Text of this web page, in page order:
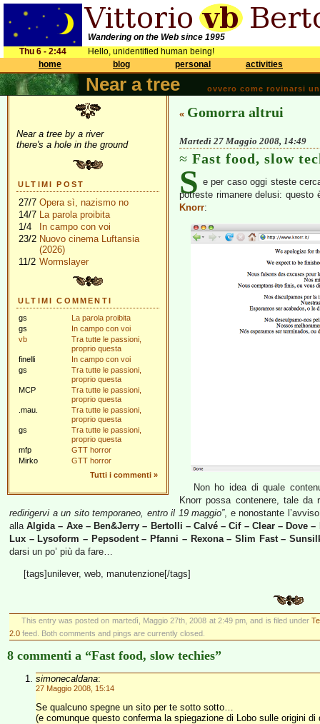
Wandering on the Web since 1995
Thu 6 - 2:44
Hello, unidentified human being!
home
blog personal activities
Near a tree ovvero come rovinarsi
Near a tree by a river
there's a hole in the ground
ULTIMI POST
27/7 Opera sì, nazismo no
14/7 La parola proibita
1/4
In campo con voi
23/2 Nuovo cinema Luftansia
(2026)
11/2 Wormslayer
ULTIMI COMMENTI
gs
La parola proibita
gs
In campo con voi
vb
Tra tutte le passioni,
proprio questa
finelli
In campo con voi
gs
Tra tutte le passioni,
proprio questa
MCP
Tra tutte le passioni,
proprio questa
.mau.
Tra tutte le passioni,
proprio questa
gs
Tra tutte le passioni,
proprio questa
mfp
GTT horror
Mirko
GTT horror
Tutti i commenti »
« Gomorra altrui
Martedì 27 Maggio 2008, 14:49
Fast food, slow
S e per caso oggi steste
potreste rimanere delusi: questo
Knorr:
Non ho idea di quale
Knorr possa contenere, tale
redirigervi a un sito temporaneo, entro il 19 maggio”, e nonostante
allaAlgida – Axe – Ben&Jerry – Bertolli – Calvé – Cif – Clear – Dove
Lux – Lysoform – Pepsodent – Pfanni – Rexona – Slim Fast –
darsi un po’ più da fare…
[tags]unilever, web, manutenzione[/tags]
This entry was posted on martedì, Maggio 27th, 2008 at 2:49 pm, and is filed under
2.0 feed. Both comments and pings are currently closed.
8 commenti a “Fast food, slow techies”
simonecaldana:
27 Maggio 2008, 15:14
Se qualcuno spegne un sito per te sotto sotto…
(e comunque questo conferma la spiegazione di Lobo sulle origini di